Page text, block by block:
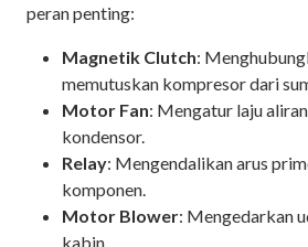
peran penting:
Magnetik Clutch:
memutuskan kompresor dari
Motor Fan: Mengatur laju
kondensor.
Relay: Mengendalikan arus
komponen.
Motor Blower: Mengedarkan
kabin.